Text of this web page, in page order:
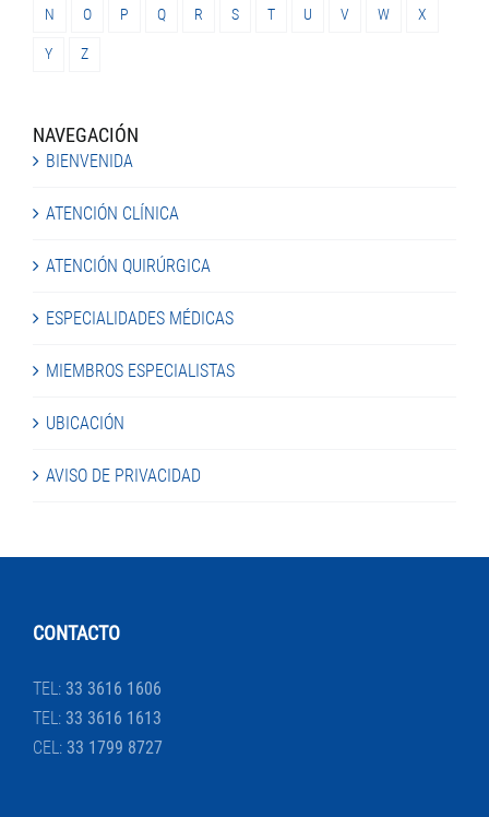
N O P Q R S T U V W X
Y Z
NAVEGACIÓN
BIENVENIDA
ATENCIÓN CLÍNICA
ATENCIÓN QUIRÚRGICA
ESPECIALIDADES MÉDICAS
MIEMBROS ESPECIALISTAS
UBICACIÓN
AVISO DE PRIVACIDAD
CONTACTO
TEL: 33 3616 1606
TEL: 33 3616 1613
CEL: 33 1799 8727